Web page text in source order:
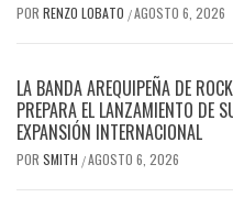
POR RENZO LOBATO /AGOSTO 6, 2026
LA BANDA AREQUIPEÑA DE
PREPARA EL LANZAMIENTO DE
EXPANSIÓN INTERNACIONAL
POR SMITH /AGOSTO 6, 2026